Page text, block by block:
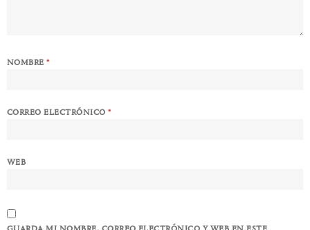
NOMBRE*
CORREO ELECTRÓNICO*
WEB